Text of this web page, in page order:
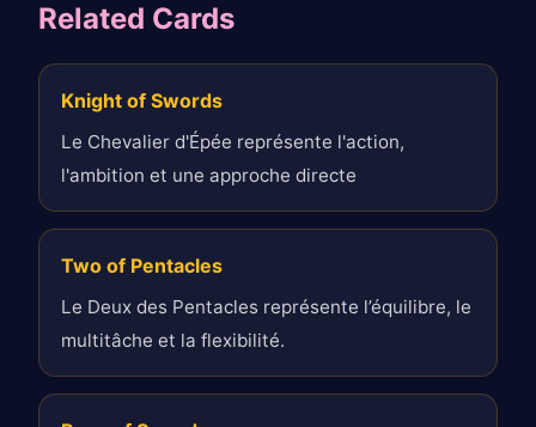
Related Cards
Knight of Swords
Le Chevalier d'Épée représente l'action,
l'ambition et une approche directe
Two of Pentacles
Le Deux des Pentacles représente l’équilibre, le
multitâche et la flexibilité.